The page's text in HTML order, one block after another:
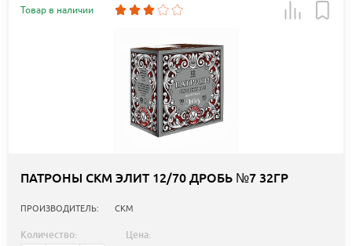
Товар в наличии
ПАТРОНЫ СКМ ЭЛИТ 12/70 ДРОБЬ №7 32ГР
ПРОИЗВОДИТЕЛЬ: СКМ
Количество: Цена: